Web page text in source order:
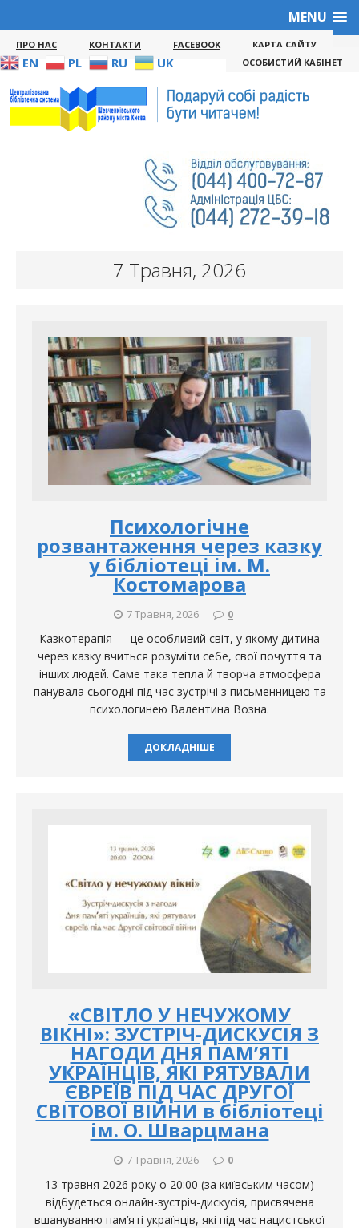
MENU
ПРО НАС КОНТАКТИ FACEBOOK КАРТА САЙТУ
EN PL RU UK ОСОБИСТИЙ КАБІНЕТ
7 Травня, 2026
Психологічне
розвантаження через казку
у бібліотеці ім. М.
Костомарова
7 Травня, 2026 0
Казкотерапія — це особливий світ, у якому дитина
через казку вчиться розуміти себе, свої почуття та
інших людей. Саме така тепла й творча атмосфера
панувала сьогодні під час зустрічі з письменницею та
психологинею Валентина Возна.
ДОКЛАДНІШЕ
«СВІТЛО У НЕЧУЖОМУ
ВІКНІ»: ЗУСТРІЧ-ДИСКУСІЯ З
НАГОДИ ДНЯ ПАМ’ЯТІ
УКРАЇНЦІВ, ЯКІ РЯТУВАЛИ
ЄВРЕЇВ ПІД ЧАС ДРУГОЇ
СВІТОВОЇ ВІЙНИ в бібліотеці
ім. О. Шварцмана
7 Травня, 2026 0
13 травня 2026 року о 20:00 (за київським часом)
відбудеться онлайн-зустріч-дискусія, присвячена
вшануванню пам’яті українців, які під час нацистської